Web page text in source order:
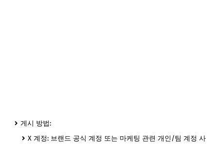
게시 방법:
X 계정: 브랜드 공식 계정 또는 마케팅 관련 개인/팀 계정 사